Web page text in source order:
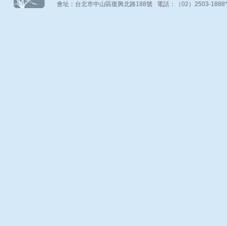
會址：台北市中山區復興北路188號 電話：（02）2503-